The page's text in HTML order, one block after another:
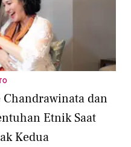
Chandrawinata dan
Etnik Saat
Kedua